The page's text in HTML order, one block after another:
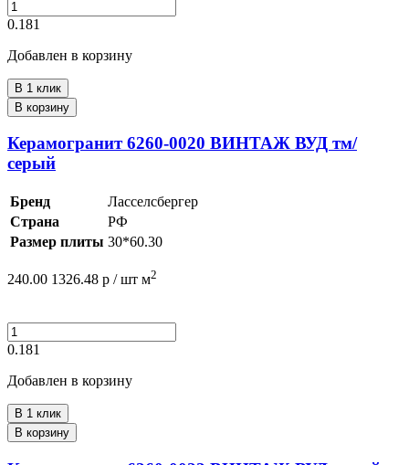
0.181
Добавлен в корзину
В 1 клик
В корзину
Керамогранит 6260-0020 ВИНТАЖ ВУД тм/
серый
Бренд
Ласселсбергер
Страна
РФ
Размер плиты 30*60.30
240.00 1326.48 р / шт м2
0.181
Добавлен в корзину
В 1 клик
В корзину